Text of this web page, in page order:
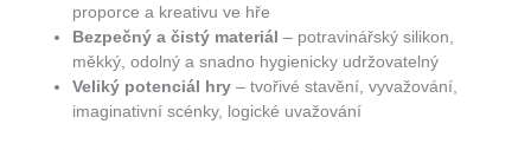
proporce a kreativu ve hře
Bezpečný a čistý materiál – potravinářský silikon,
měkký, odolný a snadno hygienicky udržovatelný
Veliký potenciál hry – tvořivé stavění, vyvažování,
imaginativní scénky, logické uvažování